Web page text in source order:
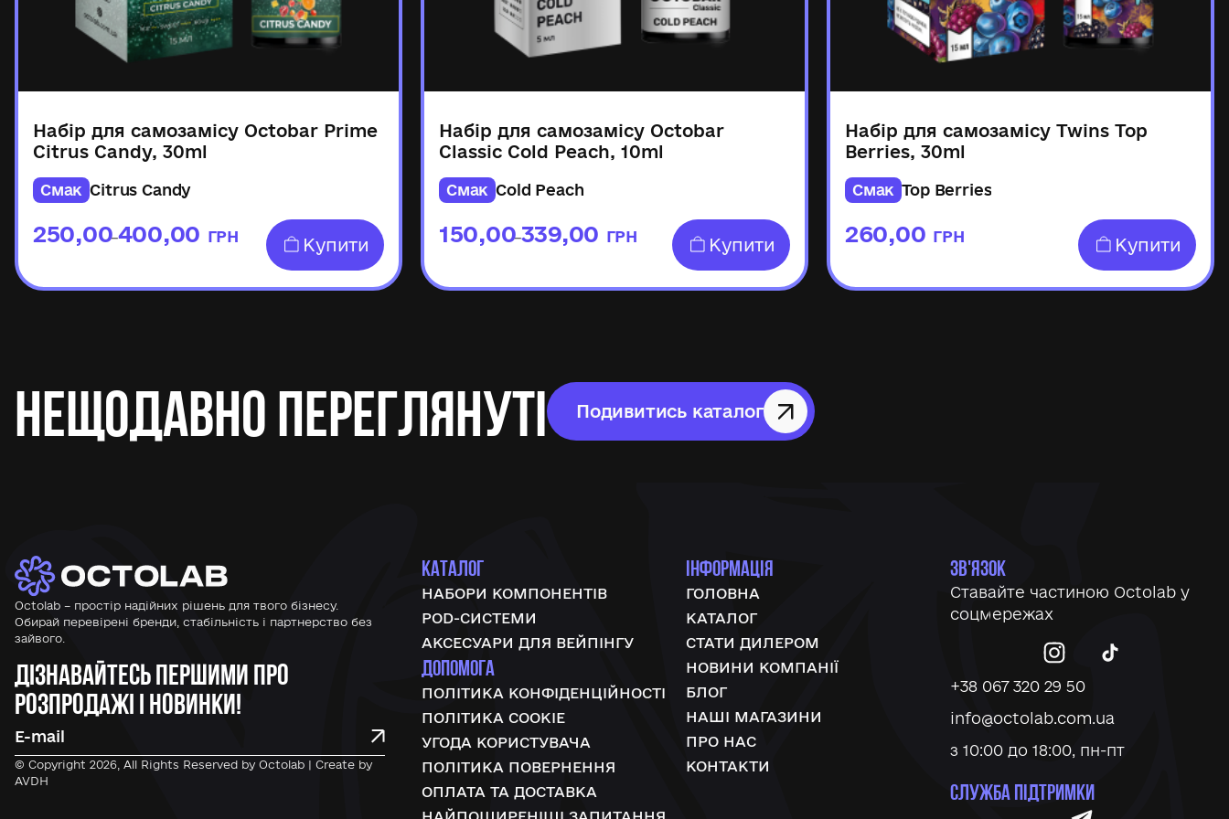
Набір для самозамісу Octobar Prime
Citrus Candy, 30ml
Смак Citrus Candy
250,00
–400,00 ГРН Купити
Набір для самозамісу Octobar
Classic Cold Peach, 10ml
Смак Cold Peach
150,00
–339,00 ГРН Купити
Набір для самозамісу Twins Top
Berries, 30ml
Смак Top Berries
260,00 ГРН Купити
Нещодавно переглянуті Подивитись каталог
Octolab – простір надійних рішень для твого бізнесу.
Обирай перевірені бренди, стабільність і партнерство без
зайвого.
Дізнавайтесь першими про
розпродажі і новинки!
© Copyright 2026, All Rights Reserved by Octolab | Create by
AVDH
КАТАЛОГ
НАБОРИ КОМПОНЕНТІВ
POD-СИСТЕМИ
АКСЕСУАРИ ДЛЯ ВЕЙПІНГУ
ДОПОМОГА
ПОЛІТИКА КОНФІДЕНЦІЙНОСТІ
ПОЛІТИКА COOKIE
УГОДА КОРИСТУВАЧА
ПОЛІТИКА ПОВЕРНЕННЯ
ОПЛАТА ТА ДОСТАВКА
ІНФОРМАЦІЯ
ГОЛОВНА
КАТАЛОГ
СТАТИ ДИЛЕРОМ
НОВИНИ КОМПАНІЇ
БЛОГ
НАШІ МАГАЗИНИ
ПРО НАС
КОНТАКТИ
ЗВ'ЯЗОК
Ставайте частиною Octolab у
соцмережах
+38 067 320 29 50
info@octolab.com.ua
з 10:00 до 18:00, пн-пт
СЛУЖБА ПІДТРИМКИ